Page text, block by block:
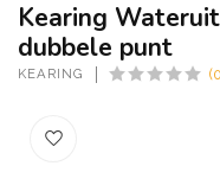
Kearing
dubbele punt
KEARING